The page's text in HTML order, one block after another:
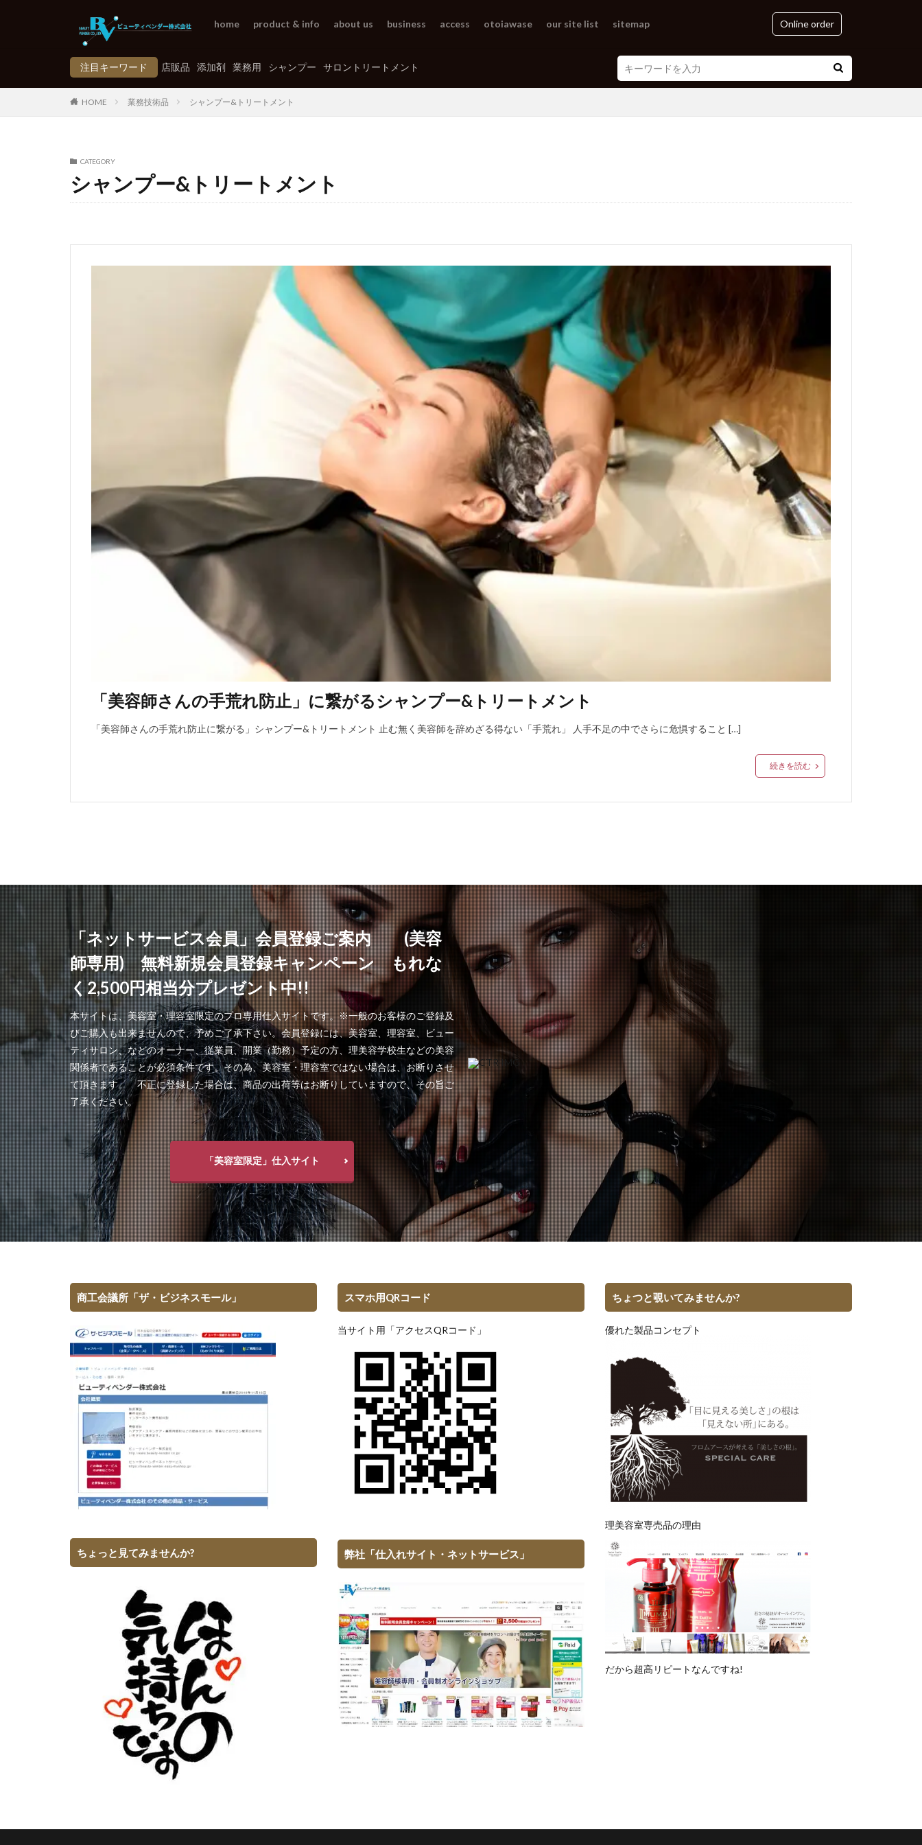
home product & info about us business access otoiawase our site list sitemap Online order
注目キーワード 店販品 添加剤 業務用 シャンプー サロントリートメント
HOME 業務技術品 シャンプー&トリートメント
CATEGORY
シャンプー&トリートメント
「美容師さんの手荒れ防止」に繋がるシャンプー&トリートメント
「美容師さんの手荒れ防止に繋がる」シャンプー&トリートメント 止む無く美容師を辞めざる得ない「手荒れ」 人手不足の中でさらに危惧すること […]
続きを読む
「ネットサービス会員」会員登録ご案内 (美容
師専用) 無料新規会員登録キャンペーン もれな
く2,500円相当分プレゼント中!!
本サイトは、美容室・理容室限定のプロ専用仕入サイトです。※一般のお客様のご登録及
びご購入も出来ませんので、予めご了承下さい。会員登録には、美容室、理容室、ビュー
ティサロン、などのオーナー、従業員、開業（勤務）予定の方、理美容学校生などの美容
関係者であることが必須条件です。その為、美容室・理容室ではない場合は、お断りさせ
て頂きます。 不正に登録した場合は、商品の出荷等はお断りしていますので、その旨ご
了承ください。
「美容室限定」仕入サイト
商工会議所「ザ・ビジネスモール」
ちょっと見てみませんか?
スマホ用QRコード
当サイト用「アクセスQRコード」
弊社「仕入れサイト・ネットサービス」
ちょつと覗いてみませんか?
優れた製品コンセプト
理美容室専売品の理由
だから超高リピートなんですね!